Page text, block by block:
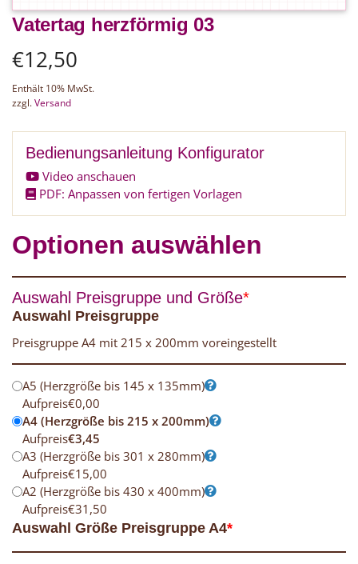
Vatertag herzförmig 03
€12,50
Enthält 10% MwSt.
zzgl.Versand
Bedienungsanleitung Konfigurator
Video anschauen
PDF: Anpassen von fertigen Vorlagen
Optionen auswählen
*
Auswahl Preisgruppe und Größe
Auswahl Preisgruppe
Preisgruppe A4 mit 215 x 200mm voreingestellt
A5 (Herzgröße bis 145 x 135mm)
Aufpreis€0,00
A4 (Herzgröße bis 215 x 200mm)
Aufpreis€3,45
A3 (Herzgröße bis 301 x 280mm)
Aufpreis€15,00
A2 (Herzgröße bis 430 x 400mm)
Aufpreis€31,50
*
Auswahl Größe Preisgruppe A4